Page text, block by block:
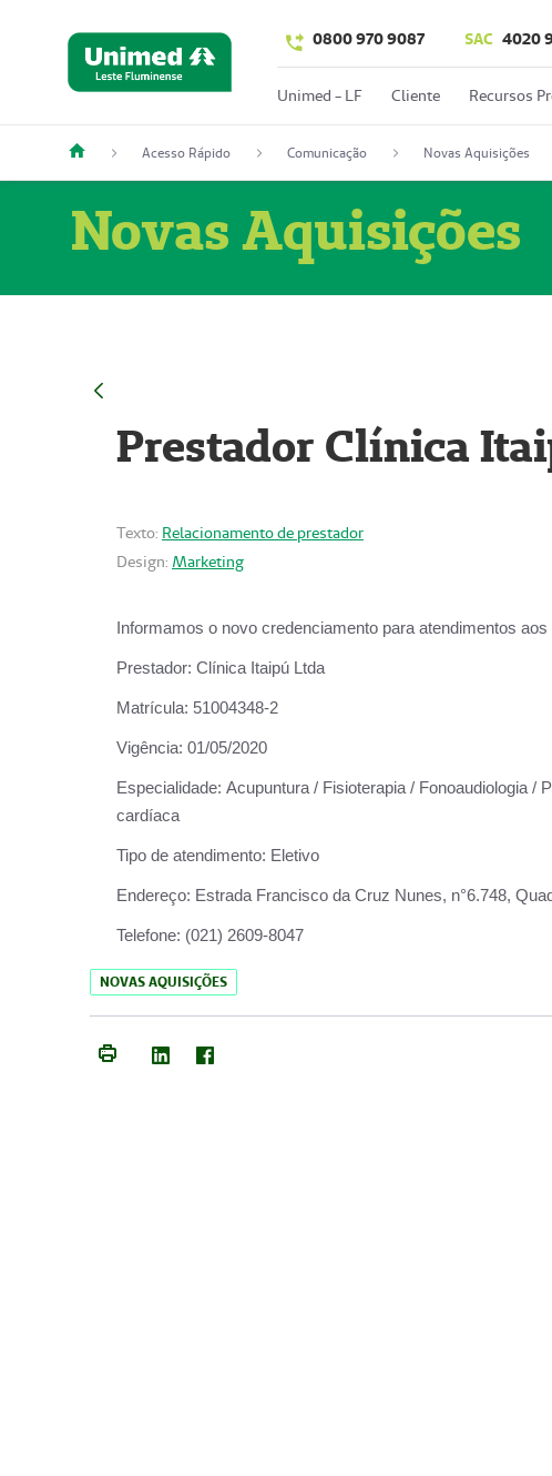
0800 970 9087 SAC 4020
Unimed - LF Cliente Recursos
Acesso Rápido Comunicação Novas Aquisições
Novas Aquisições
Prestador Clínica
Texto: Relacionamento de prestador
Design: Marketing
Informamos o novo credenciamento para atendimentos
Prestador: Clínica Itaipú Ltda
Matrícula: 51004348-2
Vigência: 01/05/2020
Especialidade: Acupuntura / Fisioterapia / Fonoaudiologia /
cardíaca
Tipo de atendimento: Eletivo
Endereço: Estrada Francisco da Cruz Nunes, n°6.748,
Telefone: (021) 2609-8047
NOVAS AQUISIÇÕES